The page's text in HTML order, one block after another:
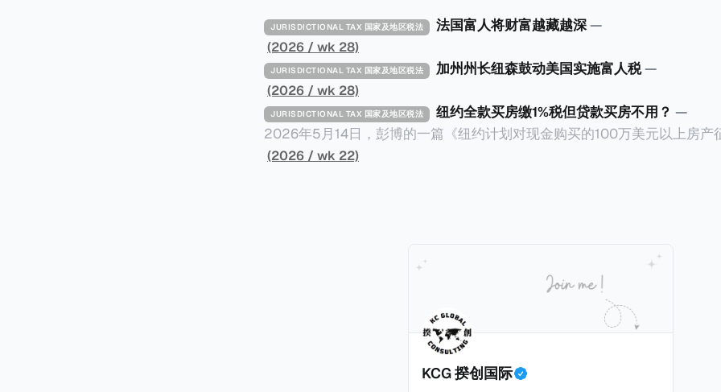
JURISDICTIONAL TAX 国家及地区税法 法国富人将财富越藏越深—
(2026 / wk 28)
JURISDICTIONAL TAX 国家及地区税法 加州州长纽森鼓动美国实施富人税—
(2026 / wk 28)
JURISDICTIONAL TAX 国家及地区税法 纽约全款买房缴1%税但贷款买房不用？ —
2026年5月14日，彭博的一篇《纽约计划对现金购买的100万美元以上房产
York Plans Tax on Homes over $1 Million Purchased With Cash ），报道
60%以上。报告发现，在曼哈顿，2025年1月至6月期间，超过300万美元的
90%都是全款交易（在纽约买房的人真的好有钱）。买房者选择全款买房有两个
于纽约市竞争异常激烈的房地产市场中的卖家来说，全现金交易也是一个颇
择：它比处理有时耗时漫长的抵押贷款审批流程更快，而且交易失败的可能
(2026 / wk 22)
KCG 揆创国际